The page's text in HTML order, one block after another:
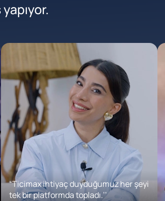
“Ticimax ihtiyaç duyduğumuz her şeyi
tek bir platformda topladı.’’